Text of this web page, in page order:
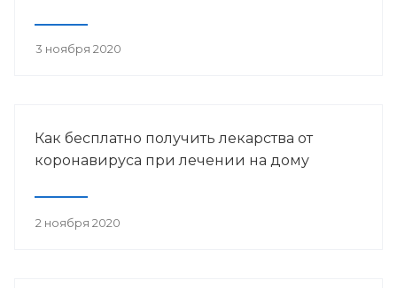
3 ноября 2020
Как бесплатно получить лекарства от
коронавируса при лечении на дому
2 ноября 2020